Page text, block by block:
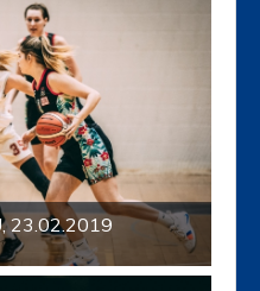
23.02.2019